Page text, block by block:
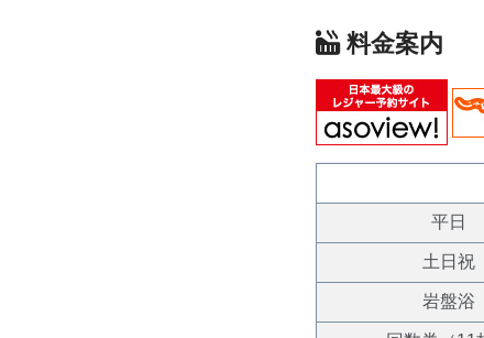
料金案内
平日
土日祝
岩盤浴